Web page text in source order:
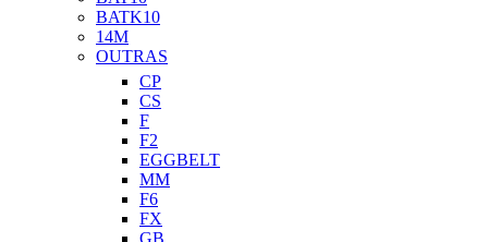
BATK10
14M
OUTRAS
CP
CS
F
F2
EGGBELT
MM
F6
FX
GB